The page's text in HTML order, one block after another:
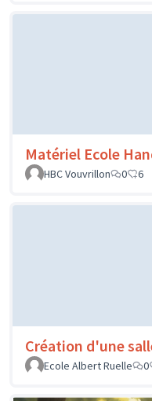
Matériel Ecole
HBC Vouvrillon
0 6
Création d'une
Ecole Albert Ruelle
0